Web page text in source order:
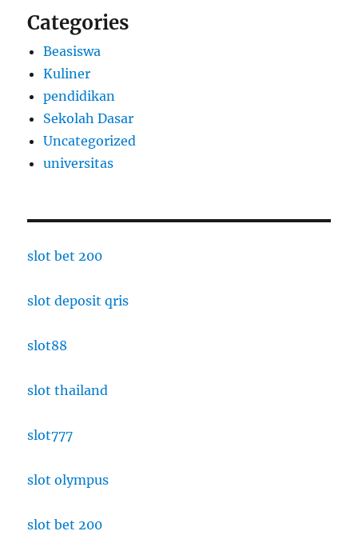
Categories
Beasiswa
Kuliner
pendidikan
Sekolah Dasar
Uncategorized
universitas
slot bet 200
slot deposit qris
slot88
slot thailand
slot777
slot olympus
slot bet 200